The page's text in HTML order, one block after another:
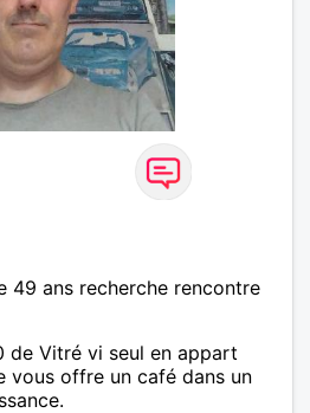
49 ans recherche rencontre
de Vitré vi seul en appart
vous offre un café dans un